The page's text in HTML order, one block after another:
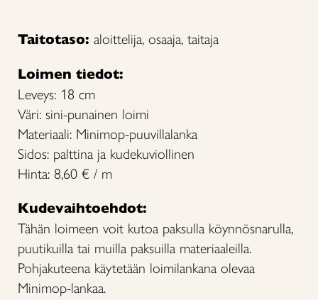
Taitotaso: aloittelija, osaaja, taitaja
Loimen tiedot:
Leveys: 18 cm
Väri: sini-punainen loimi
Materiaali: Minimop-puuvillalanka
Sidos: palttina ja kudekuviollinen
Hinta: 8,60 € / m
Kudevaihtoehdot:
Tähän loimeen voit kutoa paksulla köynnösnarulla,
puutikuilla tai muilla paksuilla materiaaleilla.
Pohjakuteena käytetään loimilankana olevaa
Minimop-lankaa.